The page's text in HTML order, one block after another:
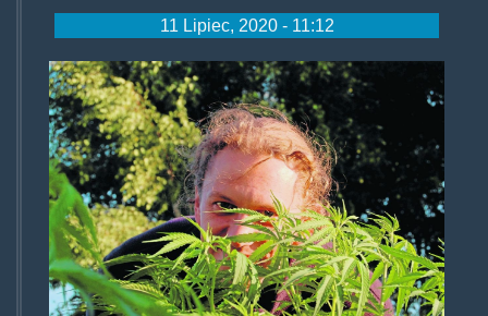
11 Lipiec, 2020 - 11:12
bioinfobank.jpg